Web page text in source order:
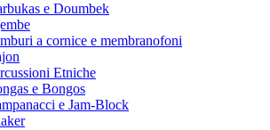
e Doumbek
a cornice e membranofoni
Etniche
e Bongos
e Jam-Block